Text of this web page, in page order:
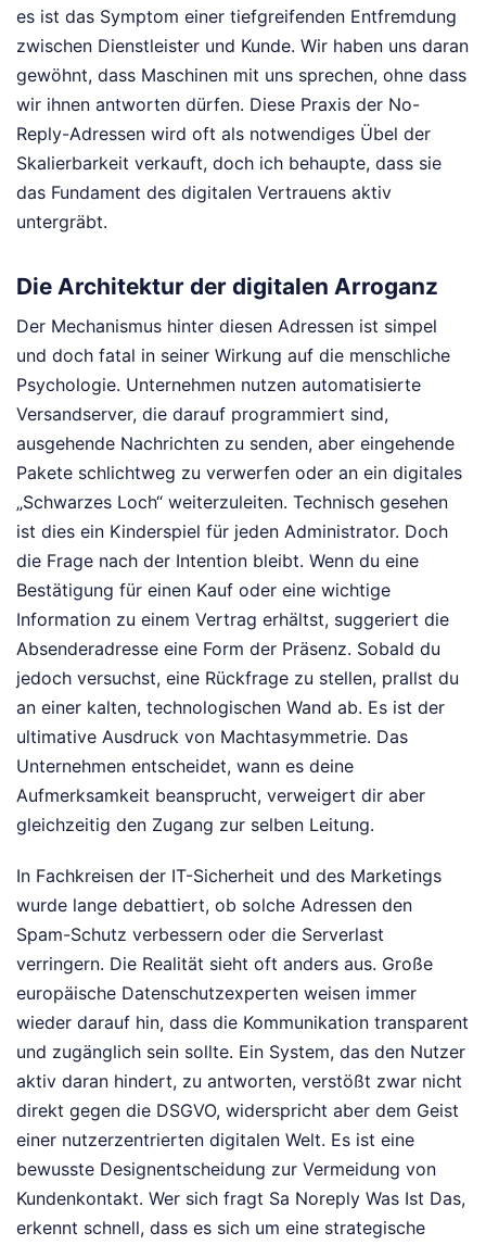
es ist das Symptom einer tiefgreifenden Entfremdung
zwischen Dienstleister und Kunde. Wir haben uns daran
gewöhnt, dass Maschinen mit uns sprechen, ohne dass
wir ihnen antworten dürfen. Diese Praxis der No-
Reply-Adressen wird oft als notwendiges Übel der
Skalierbarkeit verkauft, doch ich behaupte, dass sie
das Fundament des digitalen Vertrauens aktiv
untergräbt.
Die Architektur der digitalen Arroganz
Der Mechanismus hinter diesen Adressen ist simpel
und doch fatal in seiner Wirkung auf die menschliche
Psychologie. Unternehmen nutzen automatisierte
Versandserver, die darauf programmiert sind,
ausgehende Nachrichten zu senden, aber eingehende
Pakete schlichtweg zu verwerfen oder an ein digitales
„Schwarzes Loch“ weiterzuleiten. Technisch gesehen
ist dies ein Kinderspiel für jeden Administrator. Doch
die Frage nach der Intention bleibt. Wenn du eine
Bestätigung für einen Kauf oder eine wichtige
Information zu einem Vertrag erhältst, suggeriert die
Absenderadresse eine Form der Präsenz. Sobald du
jedoch versuchst, eine Rückfrage zu stellen, prallst du
an einer kalten, technologischen Wand ab. Es ist der
ultimative Ausdruck von Machtasymmetrie. Das
Unternehmen entscheidet, wann es deine
Aufmerksamkeit beansprucht, verweigert dir aber
gleichzeitig den Zugang zur selben Leitung.
In Fachkreisen der IT-Sicherheit und des Marketings
wurde lange debattiert, ob solche Adressen den
Spam-Schutz verbessern oder die Serverlast
verringern. Die Realität sieht oft anders aus. Große
europäische Datenschutzexperten weisen immer
wieder darauf hin, dass die Kommunikation transparent
und zugänglich sein sollte. Ein System, das den Nutzer
aktiv daran hindert, zu antworten, verstößt zwar nicht
direkt gegen die DSGVO, widerspricht aber dem Geist
einer nutzerzentrierten digitalen Welt. Es ist eine
bewusste Designentscheidung zur Vermeidung von
Kundenkontakt. Wer sich fragt Sa Noreply Was Ist Das,
erkennt schnell, dass es sich um eine strategische